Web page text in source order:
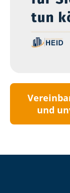
und